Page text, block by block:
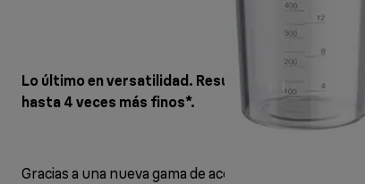
Lo último en versatilidad. Resultados de batido
hasta 4 veces más finos*.
Gracias a una nueva gama de accesorios, ahora puedes